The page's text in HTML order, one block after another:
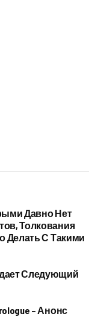
Давно Нет
Толкования
Делать С Такими
Следующий
– Анонс